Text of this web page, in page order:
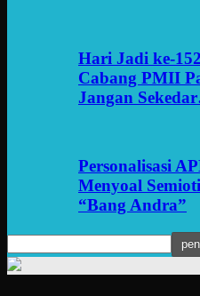
Hari Jadi ke-
Cabang PMII
Jangan
Personalisasi
Menyoal
“Bang Andra”